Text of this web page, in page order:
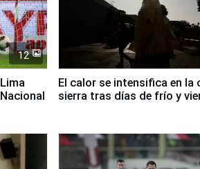
12
El calor se intensifica en la
sierra tras días de frío y